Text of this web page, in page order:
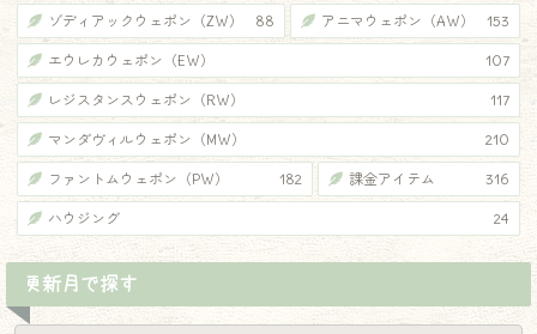
ゾディアックウェポン（ZW） 88 アニマウェポン（AW） 153
エウレカウェポン（EW） 107
レジスタンスウェポン（RW） 117
マンダヴィルウェポン（MW） 210
ファントムウェポン（PW） 182 課金アイテム 316
ハウジング 24
更新月で探す